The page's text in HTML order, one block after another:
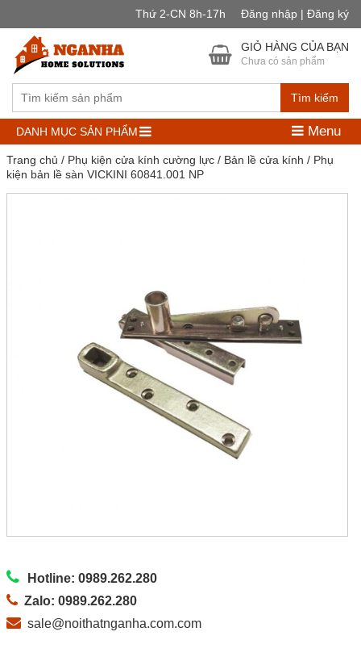
Thứ 2-CN 8h-17h Đăng nhập | Đăng ký
Tìm kiếm
GIỎ HÀNG CỦA BẠN
Chưa có sản phẩm
DANH MỤC SẢN PHẨM Menu
Trang chủ / Phụ kiện cửa kính cường lực/ Bản lề cửa kính / Phụ
kiện bản lề sàn VICKINI 60841.001 NP
Hotline: 0989.262.280
Zalo: 0989.262.280
sale@noithatnganha.com.com